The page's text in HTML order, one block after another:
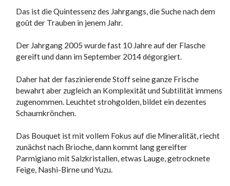
Das ist die Quintessenz des Jahrgangs, die Suche nach dem
goût der Trauben in jenem Jahr.
Der Jahrgang 2005 wurde fast 10 Jahre auf der Flasche
gereift und dann im September 2014 dégorgiert.
Daher hat der faszinierende Stoff seine ganze Frische
bewahrt aber zugleich an Komplexität und Subtilität immens
zugenommen. Leuchtet strohgolden, bildet ein dezentes
Schaumkrönchen.
Das Bouquet ist mit vollem Fokus auf die Mineralität, riecht
zunächst nach Brioche, dann kommt lang gereifter
Parmigiano mit Salzkristallen, etwas Lauge, getrocknete
Feige, Nashi-Birne und Yuzu.